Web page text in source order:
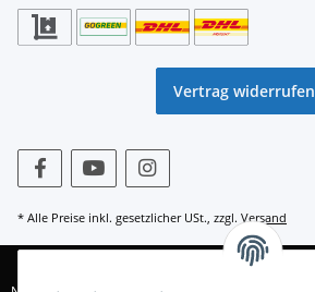
Vertrag widerrufen
* Alle Preise inkl. gesetzlicher USt., zzgl. Versand
Datenschutz